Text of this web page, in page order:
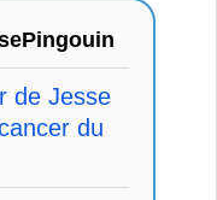
de Jesse
du